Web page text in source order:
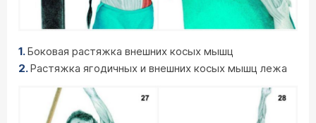
Боковая растяжка внешних косых мышц
Растяжка ягодичных и внешних косых мышц лежа